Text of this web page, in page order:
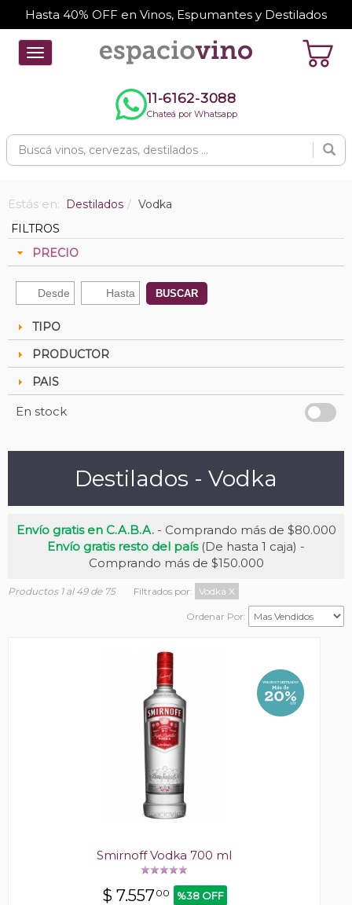
Hasta 40% OFF en Vinos, Espumantes y Destilados
Toggle
navigation
11-6162-3088
Chateá por Whatsapp
Estás en: Destilados
Vodka
FILTROS
PRECIO
BUSCAR
TIPO
PRODUCTOR
PAIS
En stock
Destilados - Vodka
Envío gratis en C.A.B.A.- Comprando más de $80.000
Envío gratis resto del país(De hasta 1 caja) -
Comprando más de $150.000
Productos 1 al 49 de 75 Filtrados por: Vodka X
Ordenar Por:
Smirnoff Vodka 700 ml
$ 7.55700 %38 OFF